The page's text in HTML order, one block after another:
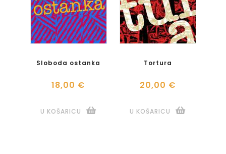
Sloboda ostanka
18,00 €
U KOŠARICU
Tortura
20,00 €
U KOŠARICU